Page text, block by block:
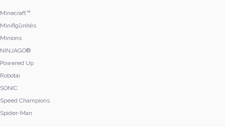
Minecraft™
Minifigūrėlės
Minions
NINJAGO®
Powered Up
Robotai
SONIC
Speed Champions
Spider-Man